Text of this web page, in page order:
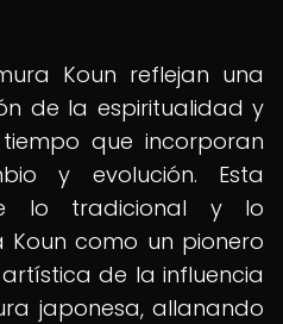
Koun reflejan una
de la espiritualidad y
que incorporan
y evolución. Esta
lo tradicional y lo
como un pionero
de la influencia
japonesa, allanando